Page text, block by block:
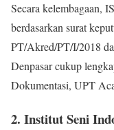
Secara kelembagaan,
berdasarkan surat
PT/Akred/PT/I/2018
Denpasar cukup
Dokumentasi, UPT
2. Institut Seni